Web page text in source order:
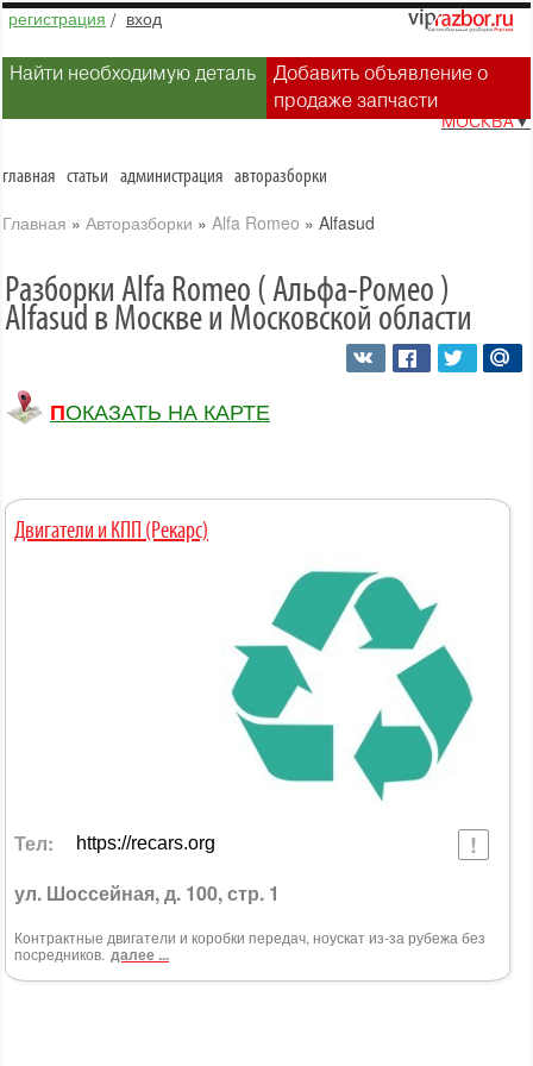
регистрация / вход
Найти необходимую деталь
Добавить объявление о
продаже запчасти
МОСКВА▼
главная статьи администрация авторазборки
Главная » Авторазборки » Alfa Romeo » Alfasud
Разборки Alfa Romeo ( Альфа-Ромео )
Alfasud в Москве и Московской области
ПОКАЗАТЬ НА КАРТЕ
Двигатели и КПП (Рекарс)
Тел: https://recars.org
ул. Шоссейная, д. 100, стр. 1
Контрактные двигатели и коробки передач, ноускат из-за рубежа без
посредников. далее ...